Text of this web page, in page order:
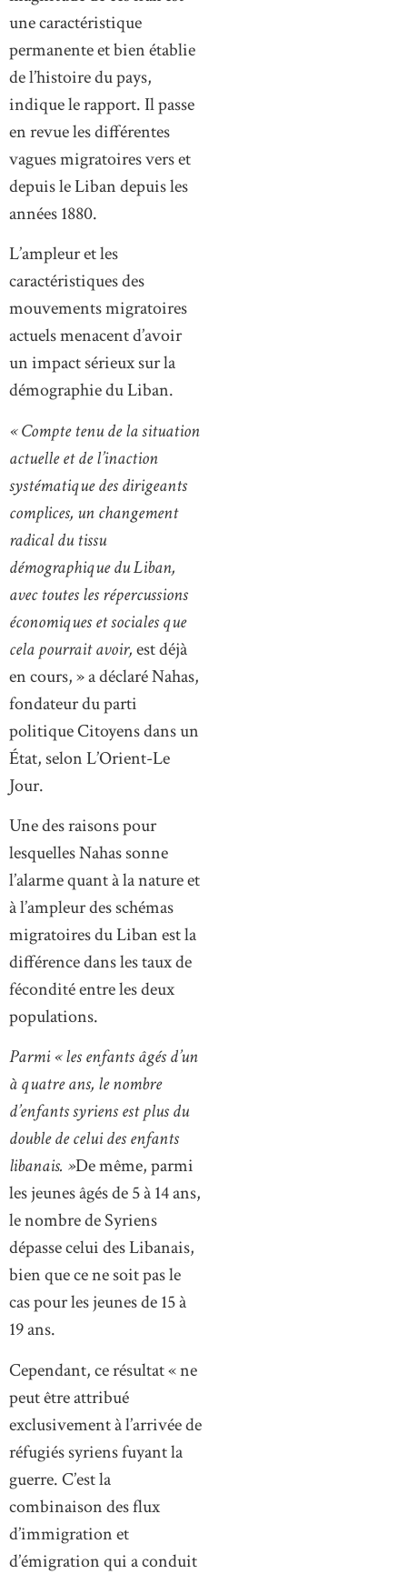
une caractéristique
permanente et bien établie
de l’histoire du pays,
indique le rapport. Il passe
en revue les différentes
vagues migratoires vers et
depuis le Liban depuis les
années 1880.
L’ampleur et les
caractéristiques des
mouvements migratoires
actuels menacent d’avoir
un impact sérieux sur la
démographie du Liban.
« Compte tenu de la situation
actuelle et de l’inaction
systématique des dirigeants
complices, un changement
radical du tissu
démographique du Liban,
avec toutes les répercussions
économiques et sociales que
cela pourrait avoir,est déjà
en cours, » a déclaré Nahas,
fondateur du parti
politique Citoyens dans un
État, selon L’Orient-Le
Jour.
Une des raisons pour
lesquelles Nahas sonne
l’alarme quant à la nature et
à l’ampleur des schémas
migratoires du Liban est la
différence dans les taux de
fécondité entre les deux
populations.
Parmi « les enfants âgés d’un
à quatre ans, le nombre
d’enfants syriens est plus du
double de celui des enfants
libanais. »De même, parmi
les jeunes âgés de 5 à 14 ans,
le nombre de Syriens
dépasse celui des Libanais,
bien que ce ne soit pas le
cas pour les jeunes de 15 à
19 ans.
Cependant, ce résultat « ne
peut être attribué
exclusivement à l’arrivée de
réfugiés syriens fuyant la
guerre. C’est la
combinaison des flux
d’immigration et
d’émigration qui a conduit